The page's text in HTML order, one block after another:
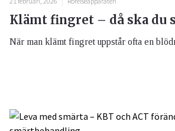
Klämt fingret – då ska du
När man klämt fingret uppstår ofta en